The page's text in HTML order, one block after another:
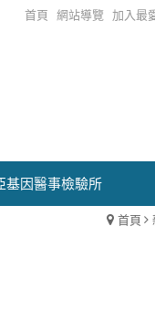
首頁 網站導覽 加入最
基因醫事檢驗所
首頁